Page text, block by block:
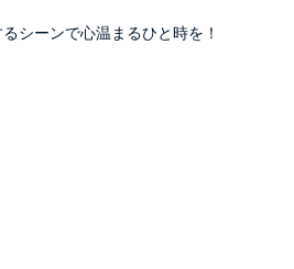
シーンで心温まるひと時を！